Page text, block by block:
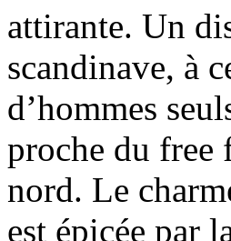
attirante. Un
scandinave, à
d’hommes
proche du free
nord. Le
est épicée par